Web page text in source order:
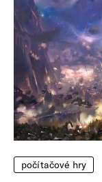
počítačové hry